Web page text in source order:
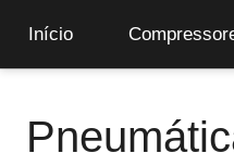
Início